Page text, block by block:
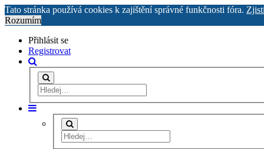
Tato stránka používá cookies k zajištění správné funkčnosti fóra.
Rozumím
Přihlásit se
Registrovat